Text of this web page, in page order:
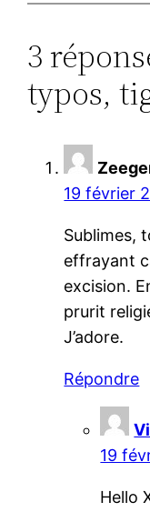
3
typos,
19 février
Sublimes,
effrayant
excision.
prurit
J’adore.
Répondre
19
Hello